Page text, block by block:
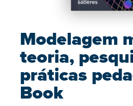
Modelagem
teoria,
práticas
Book